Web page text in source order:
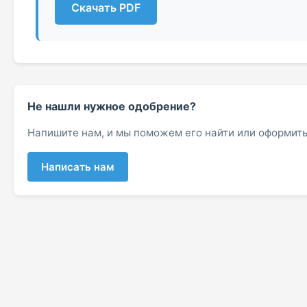
Скачать PDF
Не нашли нужное одобрение?
Напишите нам, и мы поможем его найти или
Написать нам